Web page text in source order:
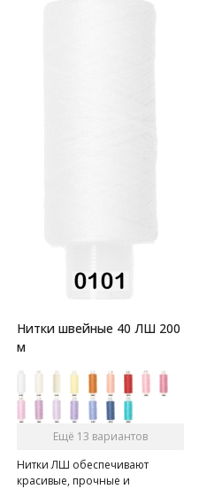
Нитки швейные 40 ЛШ 200
м
Ещё 13 вариантов
Нитки ЛШ обеспечивают
красивые, прочные и